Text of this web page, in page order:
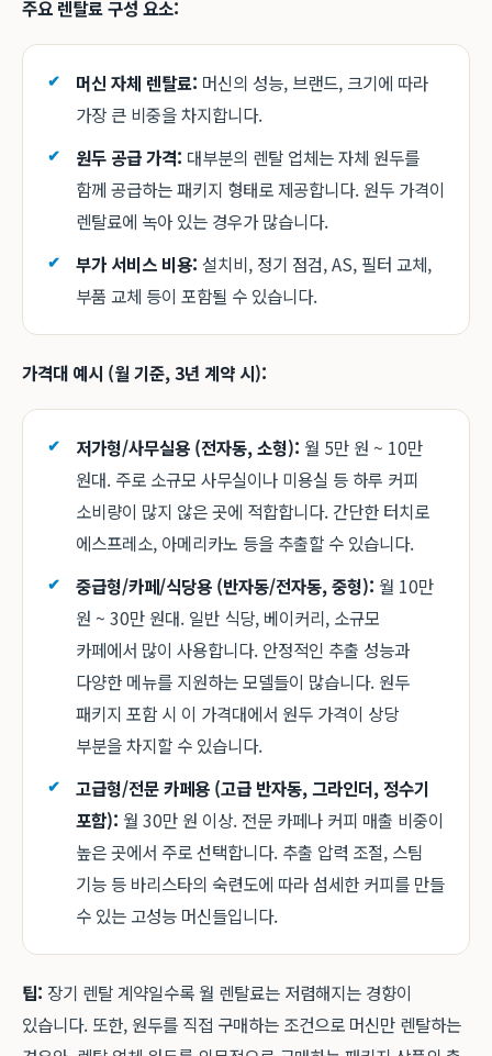
주요 렌탈료 구성 요소:
머신 자체 렌탈료: 머신의 성능, 브랜드, 크기에 따라
가장 큰 비중을 차지합니다.
원두 공급 가격: 대부분의 렌탈 업체는 자체 원두를
함께 공급하는 패키지 형태로 제공합니다. 원두 가격이
렌탈료에 녹아 있는 경우가 많습니다.
부가 서비스 비용: 설치비, 정기 점검, AS, 필터 교체,
부품 교체 등이 포함될 수 있습니다.
가격대 예시 (월 기준, 3년 계약 시):
저가형/사무실용 (전자동, 소형): 월 5만 원 ~ 10만
원대. 주로 소규모 사무실이나 미용실 등 하루 커피
소비량이 많지 않은 곳에 적합합니다. 간단한 터치로
에스프레소, 아메리카노 등을 추출할 수 있습니다.
중급형/카페/식당용 (반자동/전자동, 중형): 월 10만
원 ~ 30만 원대. 일반 식당, 베이커리, 소규모
카페에서 많이 사용합니다. 안정적인 추출 성능과
다양한 메뉴를 지원하는 모델들이 많습니다. 원두
패키지 포함 시 이 가격대에서 원두 가격이 상당
부분을 차지할 수 있습니다.
고급형/전문 카페용 (고급 반자동, 그라인더, 정수기
포함): 월 30만 원 이상. 전문 카페나 커피 매출 비중이
높은 곳에서 주로 선택합니다. 추출 압력 조절, 스팀
기능 등 바리스타의 숙련도에 따라 섬세한 커피를 만들
수 있는 고성능 머신들입니다.
팁: 장기 렌탈 계약일수록 월 렌탈료는 저렴해지는 경향이
있습니다. 또한, 원두를 직접 구매하는 조건으로 머신만 렌탈하는